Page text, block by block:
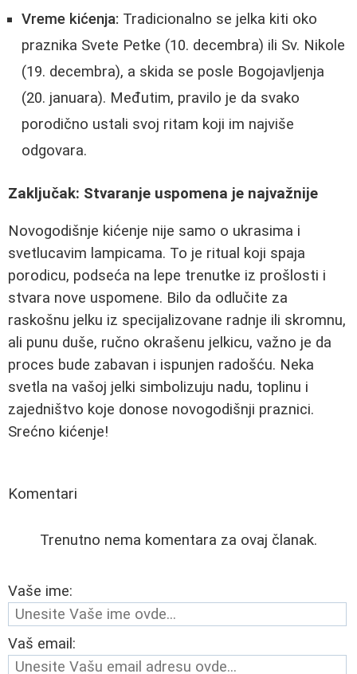
Vreme kićenja: Tradicionalno se jelka kiti oko
praznika Svete Petke (10. decembra) ili Sv. Nikole
(19. decembra), a skida se posle Bogojavljenja
(20. januara). Međutim, pravilo je da svako
porodično ustali svoj ritam koji im najviše
odgovara.
Zaključak: Stvaranje uspomena je najvažnije
Novogodišnje kićenje nije samo o ukrasima i
svetlucavim lampicama. To je ritual koji spaja
porodicu, podseća na lepe trenutke iz prošlosti i
stvara nove uspomene. Bilo da odlučite za
raskošnu jelku iz specijalizovane radnje ili skromnu,
ali punu duše, ručno okrašenu jelkicu, važno je da
proces bude zabavan i ispunjen radošću. Neka
svetla na vašoj jelki simbolizuju nadu, toplinu i
zajedništvo koje donose novogodišnji praznici.
Srećno kićenje!
Komentari
Trenutno nema komentara za ovaj članak.
Vaše ime:
Vaš email: